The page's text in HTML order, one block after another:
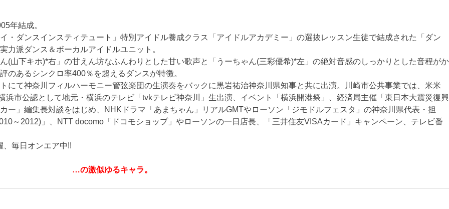
年結成。
・ダンスインスティテュート」特別アイドル養成クラス「アイドルアカデミー」の選抜レッスン生徒で結成された­「ダン
力派ダンス＆ボー­カルアイドルユニット。
(山下キホ)*右」の甘えん­坊なふんわりとした甘い歌声と「うーちゃん(三彩優希)*左」の絶対音感のしっかりとした­音程がか
のあるシンクロ率400％を超えるダンスが特徴。
にて神奈川フィルハーモニー管弦楽団の生演奏をバックに黒岩祐治神奈川県知事と共に出演。川崎市公共事業では、米米
市公認として地元・横浜のテレビ「tvkテレビ神奈川」生出演、イベント­「横浜開港祭」、経済局主催「東日本大震災復興
ー」編集長対談をはじめ、NHKドラマ「あまちゃん」リアルG­MTやローソン「ジモドルフェスタ」の神奈川県代表・担
～2012)」、NTT docomo「ドコモショップ」やローソンの一日店長、「三井住友VISAカード」キ­ャンペーン、テレビ番
毎日オンエア中!!
…の激似ゆるキャラ。